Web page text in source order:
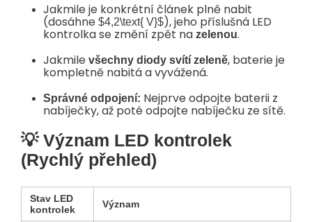
Jakmile je konkrétní článek plně nabit
(dosáhne $4,2\text{ V}$), jeho příslušná LED
kontrolka se změní zpět na zelenou.
Jakmile všechny diody svítí zeleně, baterie je
kompletně nabitá a vyvážená.
Správné odpojení: Nejprve odpojte baterii z
nabíječky, až poté odpojte nabíječku ze sítě.
💡 Význam LED kontrolek
(Rychlý přehled)
Stav LED
kontrolek
Význam